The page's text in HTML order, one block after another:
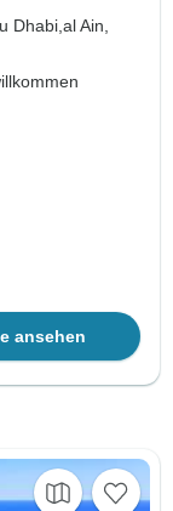
Dhabi,al Ain,
ansehen